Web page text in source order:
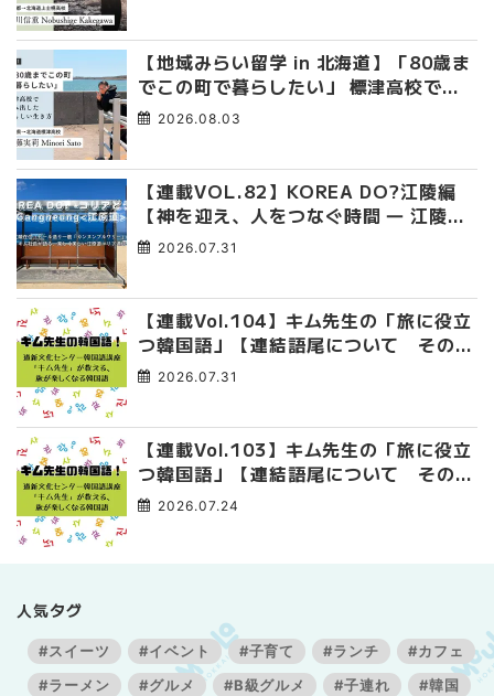
【地域みらい留学 in 北海道】「80歳ま
でこの町で暮らしたい」 標津高校で踏
み出した、私らしい生き方
2026.08.03
【連載VOL.82】KOREA DO?江陵編
【神を迎え、人をつなぐ時間 ― 江陵端
午祭 】
2026.07.31
【連載Vol.104】キム先生の「旅に役立
つ韓国語」【連結語尾について その
4】2026.07.31
【連載Vol.103】キム先生の「旅に役立
つ韓国語」【連結語尾について その
3】2026.07.24
人気タグ
#スイーツ #イベント #子育て #ランチ
#カフェ
#ラーメン
#グルメ #B級グルメ #子連れ
#韓国